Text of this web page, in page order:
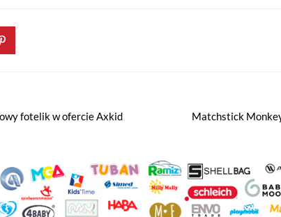
fotelik w ofercie Axkid Matchstick
na naszej stronie. Kod śledzący Google Analytics
Salesflare
temat Twojej interakcji z naszą stroną oraz z naszym zespołem
nasze działania do Twoich potrzeb. Jeżeli sobie tego
Odtwarzacze multimedialne (YouTube, Vimeo)